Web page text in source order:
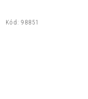
Kód:98851